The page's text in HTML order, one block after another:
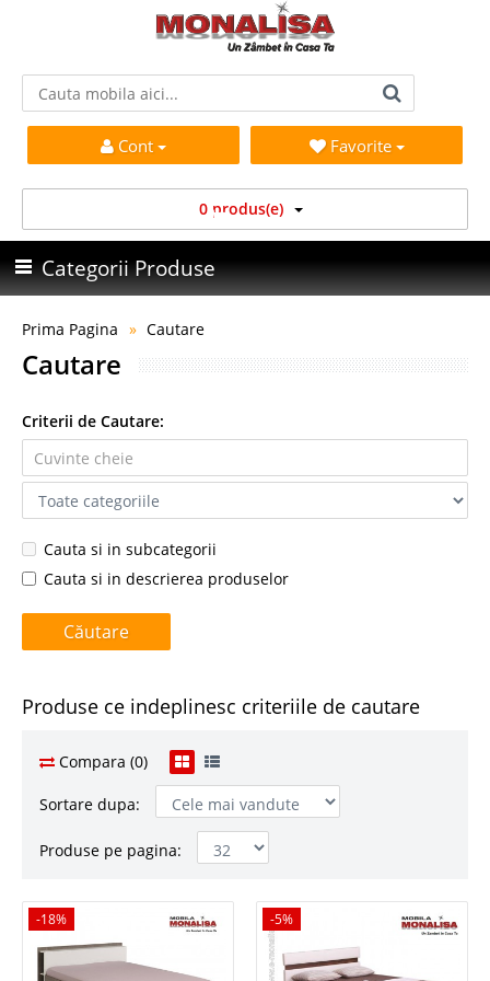
Cont Favorite
0 produs(e)
Categorii Produse
Prima Pagina Cautare
Cautare
Criterii de Cautare:
Cauta si in subcategorii
Cauta si in descrierea produselor
Produse ce indeplinesc criteriile de cautare
Compara (0)
Sortare dupa:
Produse pe pagina:
-18%
-18% -5%